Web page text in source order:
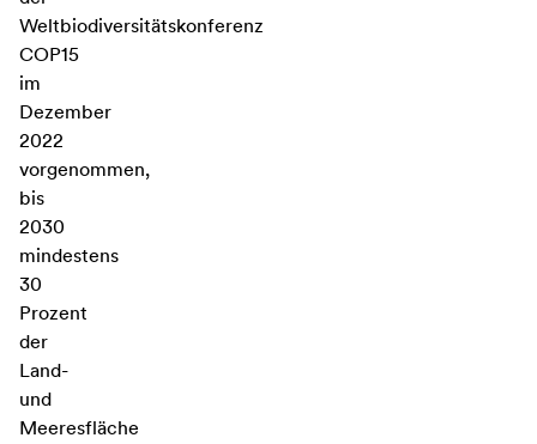
Weltbiodiversitätskonferenz
COP15
im
Dezember
2022
vorgenommen,
bis
2030
mindestens
30
Prozent
der
Land-
und
Meeresfläche